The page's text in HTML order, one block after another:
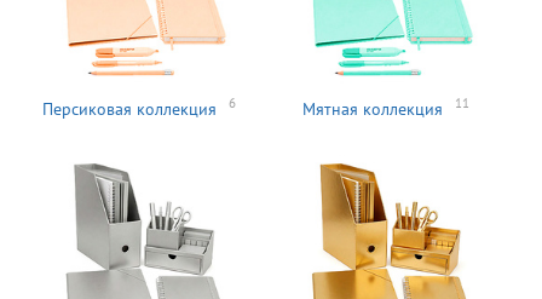
Персиковая коллекция 6 Мятная коллекция 11